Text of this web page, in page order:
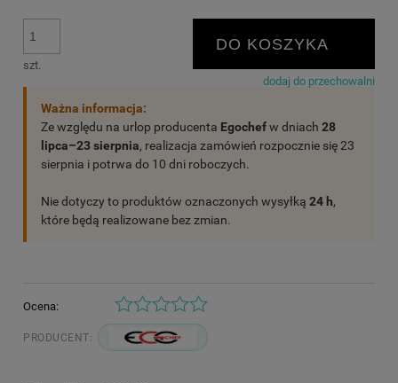
szt.
DO KOSZYKA
dodaj do przechowalni
Ważna informacja:
Ze względu na urlop producenta Egochefw dniach 28
lipca–23 sierpnia, realizacja zamówień rozpocznie się 23
sierpnia i potrwa do 10 dni roboczych.
Nie dotyczy to produktów oznaczonych wysyłką 24 h,
które będą realizowane bez zmian.
Ocena:
PRODUCENT: